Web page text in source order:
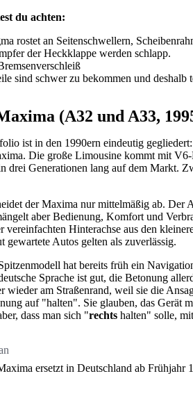
du achten:
rostet an Seitenschwellern,
der Heckklappe werden schlapp.
sind schwer zu bekommen und deshalb
(A32 und A33,
ist in den 1990ern eindeutig
Die große Limousine kommt mit
drei Generationen lang auf dem Markt.
der Maxima nur mittelmäßig ab. Der
aber Bedienung, Komfort und
vereinfachten Hinterachse aus den
gewartete Autos gelten als zuverlässig.
hat bereits früh ein
Sprache ist gut, die Betonung
wieder am Straßenrand, weil sie die
auf "halten". Sie glauben, das Gerät
dass man sich "rechts halten" solle,
ersetzt in Deutschland ab Frühjahr